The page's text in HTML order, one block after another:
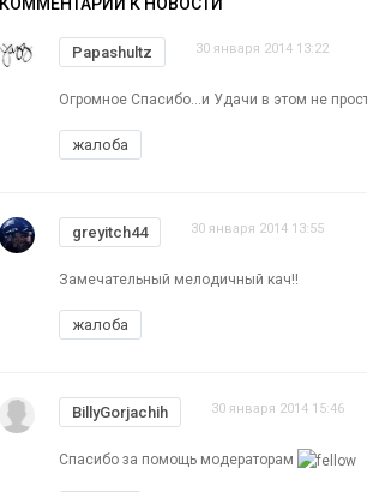
Papashultz 30 января 2014 13:22
Огромное Спасибо...и Удачи в этом не
жалоба
greyitch44 30 января 2014 13:55
Замечательный мелодичный кач!!
жалоба
BillyGorjachih 30 января 2014 15:46
Спасибо за помощь модераторам